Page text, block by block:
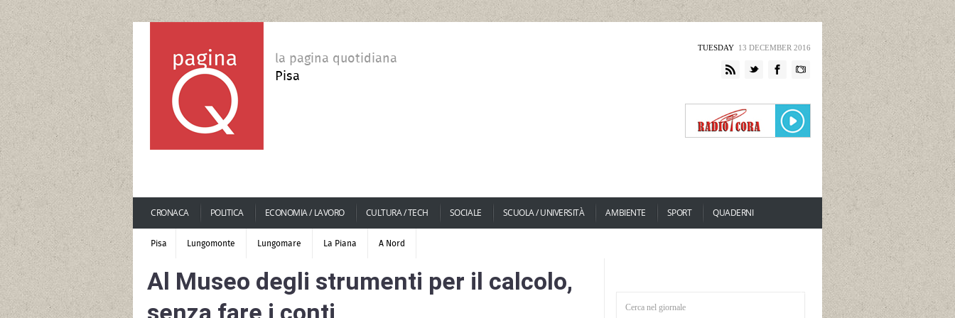
la pagina quotidiana
Pisa
TUESDAY 13 DECEMBER 2016
CRONACA POLITICA ECONOMIA / LAVORO CULTURA / TECH SOCIALE SCUOLA / UNIVERSITÀ AMBIENTE SPORT QUADERNI
Pisa Lungomonte Lungomare La Piana A Nord
Al Museo degli strumenti per il calcolo,
senza fare i conti